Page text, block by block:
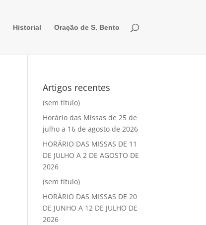
Historial Oração de S. Bento
Artigos recentes
(sem título)
Horário das Missas de 25 de
julho a 16 de agosto de 2026
HORÁRIO DAS MISSAS DE 11
DE JULHO A 2 DE AGOSTO DE
2026
(sem título)
HORÁRIO DAS MISSAS DE 20
DE JUNHO A 12 DE JULHO DE
2026